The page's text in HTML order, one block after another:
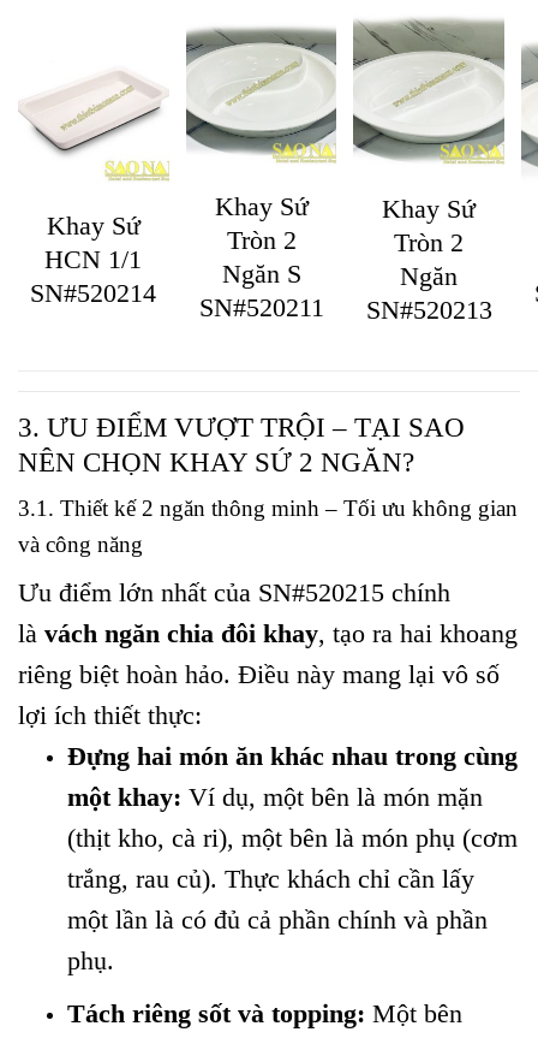
Khay Sứ
HCN 1/1
SN#520214
Khay Sứ
Tròn 2
Ngăn S
SN#520211
Khay Sứ
Tròn 2
Ngăn
SN#520213
3. ƯU ĐIỂM VƯỢT TRỘI – TẠI SAO
NÊN CHỌN KHAY SỨ 2 NGĂN?
3.1. Thiết kế 2 ngăn thông minh – Tối ưu không gian
và công năng
Ưu điểm lớn nhất của SN#520215 chính
là vách ngăn chia đôi khay, tạo ra hai khoang
riêng biệt hoàn hảo. Điều này mang lại vô số
lợi ích thiết thực:
Đựng hai món ăn khác nhau trong cùng
một khay: Ví dụ, một bên là món mặn
(thịt kho, cà ri), một bên là món phụ (cơm
trắng, rau củ). Thực khách chỉ cần lấy
một lần là có đủ cả phần chính và phần
phụ.
Tách riêng sốt và topping: Một bên